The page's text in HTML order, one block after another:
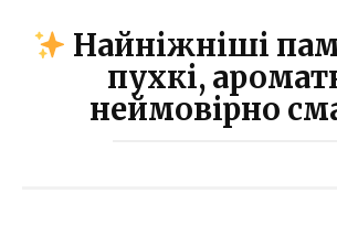
Найніжніші
пухкі,
неймовірно